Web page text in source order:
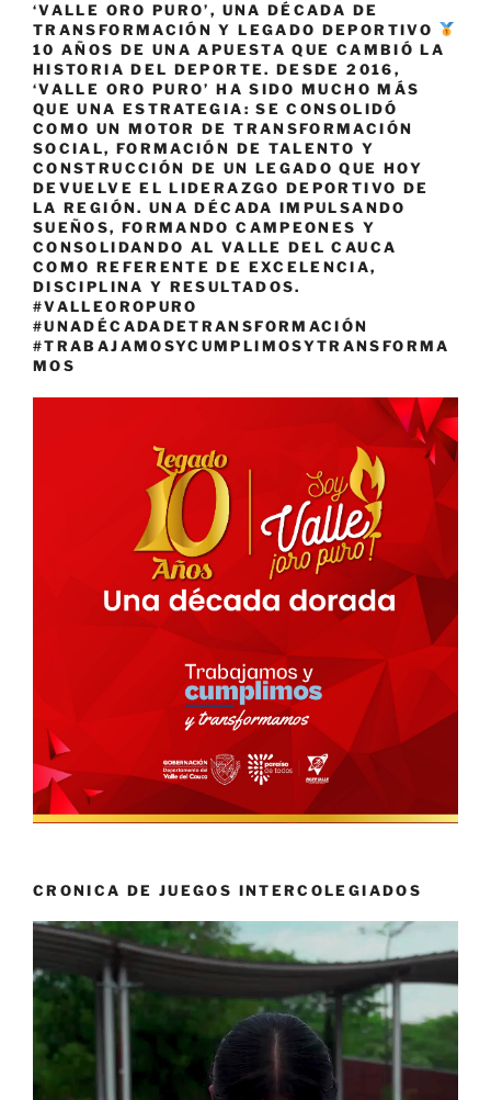
‘VALLE ORO PURO’, UNA DÉCADA DE
TRANSFORMACIÓN Y LEGADO DEPORTIVO
10 AÑOS DE UNA APUESTA QUE CAMBIÓ LA
HISTORIA DEL DEPORTE. DESDE 2016,
‘VALLE ORO PURO’ HA SIDO MUCHO MÁS
QUE UNA ESTRATEGIA: SE CONSOLIDÓ
COMO UN MOTOR DE TRANSFORMACIÓN
SOCIAL, FORMACIÓN DE TALENTO Y
CONSTRUCCIÓN DE UN LEGADO QUE HOY
DEVUELVE EL LIDERAZGO DEPORTIVO DE
LA REGIÓN. UNA DÉCADA IMPULSANDO
SUEÑOS, FORMANDO CAMPEONES Y
CONSOLIDANDO AL VALLE DEL CAUCA
COMO REFERENTE DE EXCELENCIA,
DISCIPLINA Y RESULTADOS.
#VALLEOROPURO
#UNADÉCADADETRANSFORMACIÓN
#TRABAJAMOSYCUMPLIMOSYTRANSFORMA
MOS
CRONICA DE JUEGOS INTERCOLEGIADOS
Reproductor
vídeo